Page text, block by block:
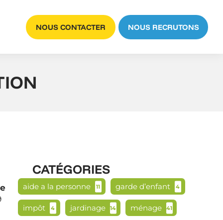
NOUS CONTACTER NOUS RECRUTONS
CATÉGORIES
aide a la personne 11 garde d’enfant 4
impôt 4 jardinage 14 ménage 41